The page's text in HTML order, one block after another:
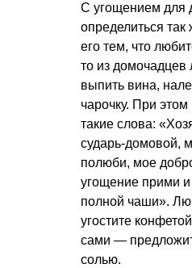
С угощением для
определиться
его тем, что
то из домочадцев
выпить вина,
чарочку. При
такие слова:
сударь-домовой,
полюби, мое
угощение прими и
полной чаши».
угостите
сами —
солью.